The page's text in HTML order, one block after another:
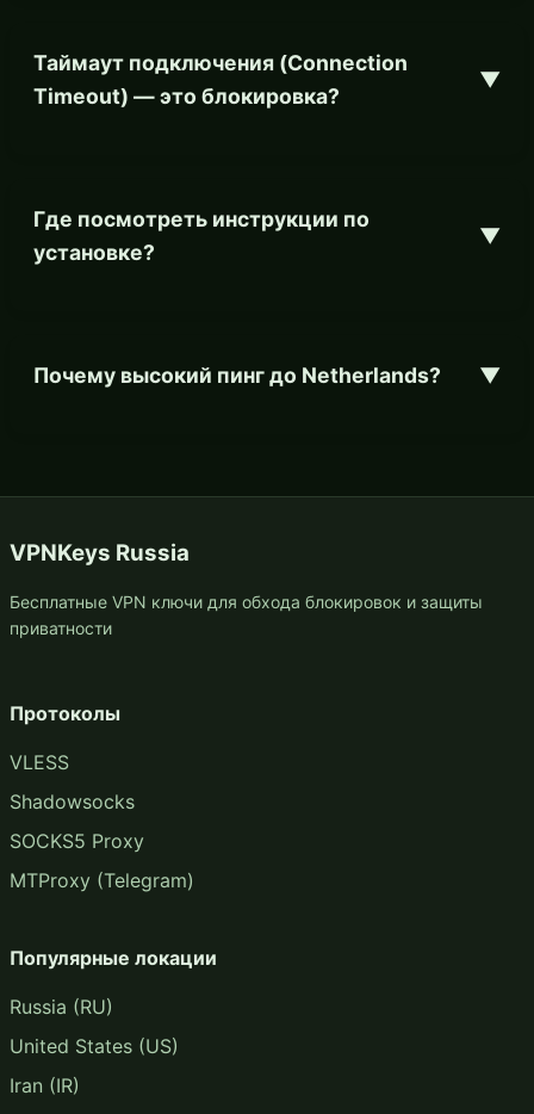
Таймаут подключения (Connection
Timeout) — это блокировка?
▼
Где посмотреть инструкции по
установке?
▼
Почему высокий пинг до Netherlands? ▼
VPNKeys Russia
Бесплатные VPN ключи для обхода блокировок и защиты
приватности
Протоколы
VLESS
Shadowsocks
SOCKS5 Proxy
MTProxy (Telegram)
Популярные локации
Russia (RU)
United States (US)
Iran (IR)